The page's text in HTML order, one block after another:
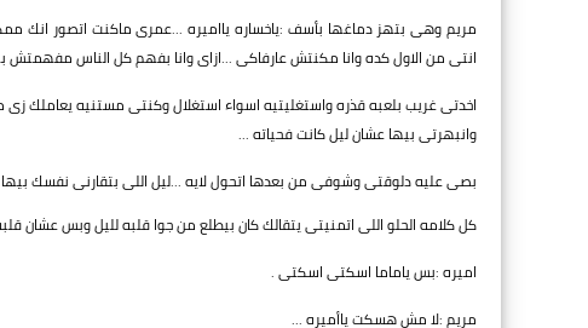
مريم وهى بتهز دماغها بأسف :ياخساره يااميره ...عمرى ماكنت اتصور انك
انتى من الاول كده وانا مكنتش عارفاكى ...ازاى وانا بفهم كل الناس مفهمتش
اخدتى غريب بلعبه قذره واستغليتيه اسواء استغلال وكنتى مستنيه يعاملك
وانبهرتى بيها عشان ليل كانت فحياته ...
بصى عليه دلوقتى وشوفى من بعدها اتحول لايه ...ليل اللى بتقارنى نفسك
كل كلامه الحلو اللى اتمنيتى يتقالك كان بيطلع من جوا قلبه لليل وبس
اميره :بس ياماما اسكتى اسكتى .
مريم :لا مش هسكت ياأميره ...